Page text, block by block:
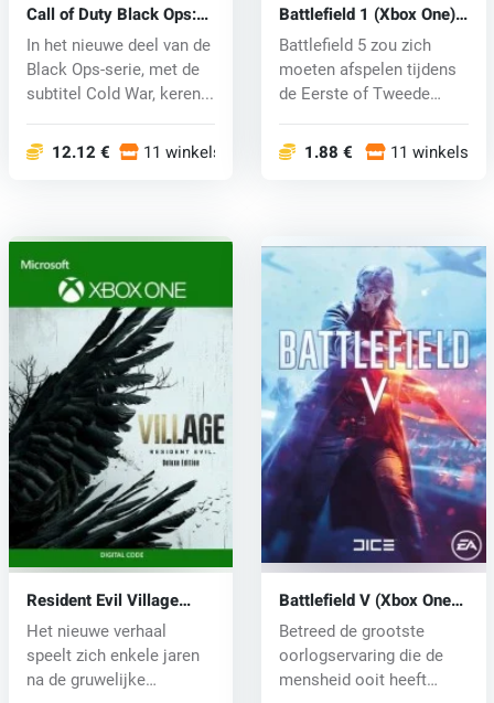
Call of Duty Black Ops:
Cold War (Xbox One) key
In het nieuwe deel van de
Black Ops-serie, met de
subtitel Cold War, keren...
12.12 € 11 winkels
Battlefield 1 (Xbox One)
key
Battlefield 5 zou zich
moeten afspelen tijdens
de Eerste of Tweede
1.88 € 11 winkels
Resident Evil Village
(Xbox One) key
Het nieuwe verhaal
speelt zich enkele jaren
na de gruwelijke
Battlefield V (Xbox One)
key
Betreed de grootste
oorlogservaring die de
mensheid ooit heeft